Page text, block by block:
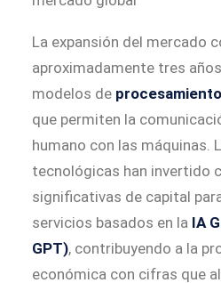
La expansión del mercado
aproximadamente tres
modelos de
que permiten la
humano con las máquinas.
tecnológicas han invertido
significativas de capital
servicios basados en la IA
GPT), contribuyendo a la
económica con cifras que